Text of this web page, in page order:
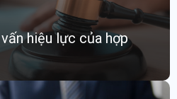
hiệu lực của hợp